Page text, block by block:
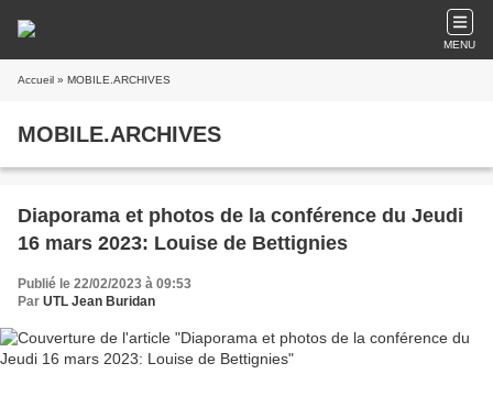
MENU
Accueil » MOBILE.ARCHIVES
MOBILE.ARCHIVES
Diaporama et photos de la conférence du Jeudi
16 mars 2023: Louise de Bettignies
Publié le 22/02/2023 à 09:53
Par UTL Jean Buridan